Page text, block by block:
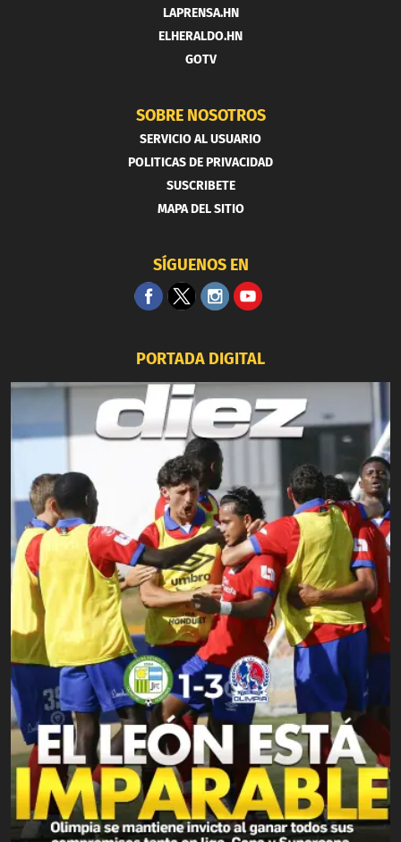
LAPRENSA.HN
ELHERALDO.HN
GOTV
SOBRE NOSOTROS
SERVICIO AL USUARIO
POLITICAS DE PRIVACIDAD
SUSCRIBETE
MAPA DEL SITIO
SÍGUENOS EN
PORTADA DIGITAL